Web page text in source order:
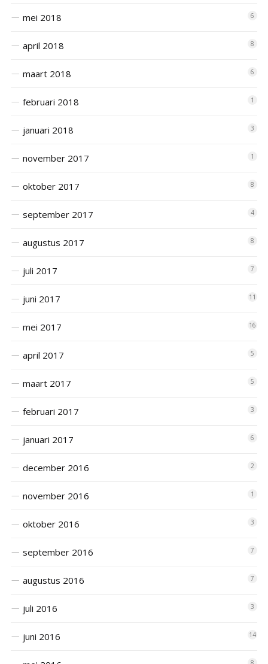
mei 2018 6
april 2018 8
maart 2018 6
februari 2018 1
januari 2018 3
november 2017 1
oktober 2017 8
september 2017 4
augustus 2017 8
juli 2017 7
juni 2017 11
mei 2017 16
april 2017 5
maart 2017 5
februari 2017 3
januari 2017 6
december 2016 2
november 2016 1
oktober 2016 3
september 2016 7
augustus 2016 7
juli 2016 3
juni 2016 14